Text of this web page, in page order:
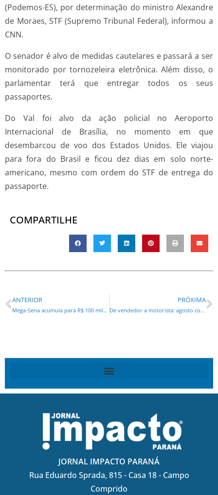
(Podemos-ES), por determinação do ministro Alexandre
de Moraes, STF (Supremo Tribunal Federal), informou a
CNN.
O senador é alvo de medidas cautelares e passará a ser
monitorado por tornozeleira eletrônica. Além disso, o
parlamentar terá que entregar todos os seus
passaportes.
Do Val foi alvo da ação policial no Aeroporto
Internacional de Brasília, no momento em que
desembarcou de voo dos Estados Unidos. Ele viajou
para fora do Brasil e ficou dez dias em solo norte-
americano, mesmo com ordem do STF de entrega do
passaporte.
COMPARTILHE
ANTERIOR
Mega-Sena acumula para R$ 100 milhões
PRÓXIMA
De vendedor a motorista: agosto começa com 20,8 mil vagas nas Agências do Trabalhador
JORNAL IMPACTO PARANÁ
Rua Eduardo Sprada, 815 - Casa 18 - Campo
Comprido